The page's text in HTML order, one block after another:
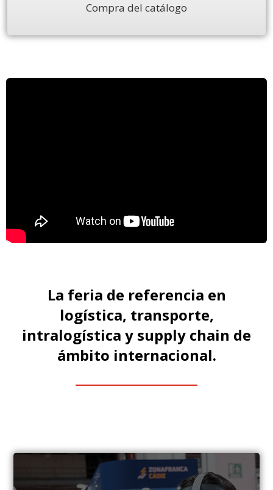
Compra del catálogo
La feria de referencia en
logística, transporte,
intralogística y supply chain de
ámbito internacional.